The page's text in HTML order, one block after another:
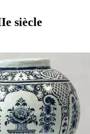
siècle